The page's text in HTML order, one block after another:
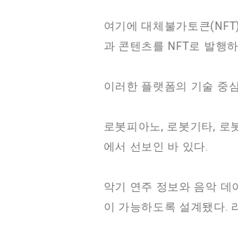
여기에 대체불가토큰
과 콘텐츠를 NFT로 발행
이러한 플랫폼의 기술 중
로봇피아노, 로봇기타,
에서 선보인 바 있다.
악기 연주 정보와 음악 데
이 가능하도록 설계됐다.